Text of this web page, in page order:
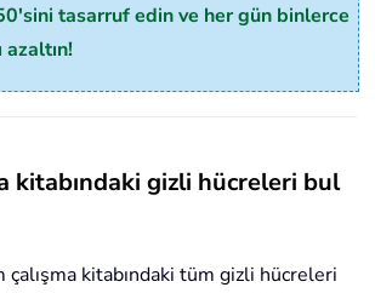
tasarruf edin ve her gün binlerce
azaltın!
kitabındaki gizli hücreleri bul
kitabındaki tüm gizli hücreleri